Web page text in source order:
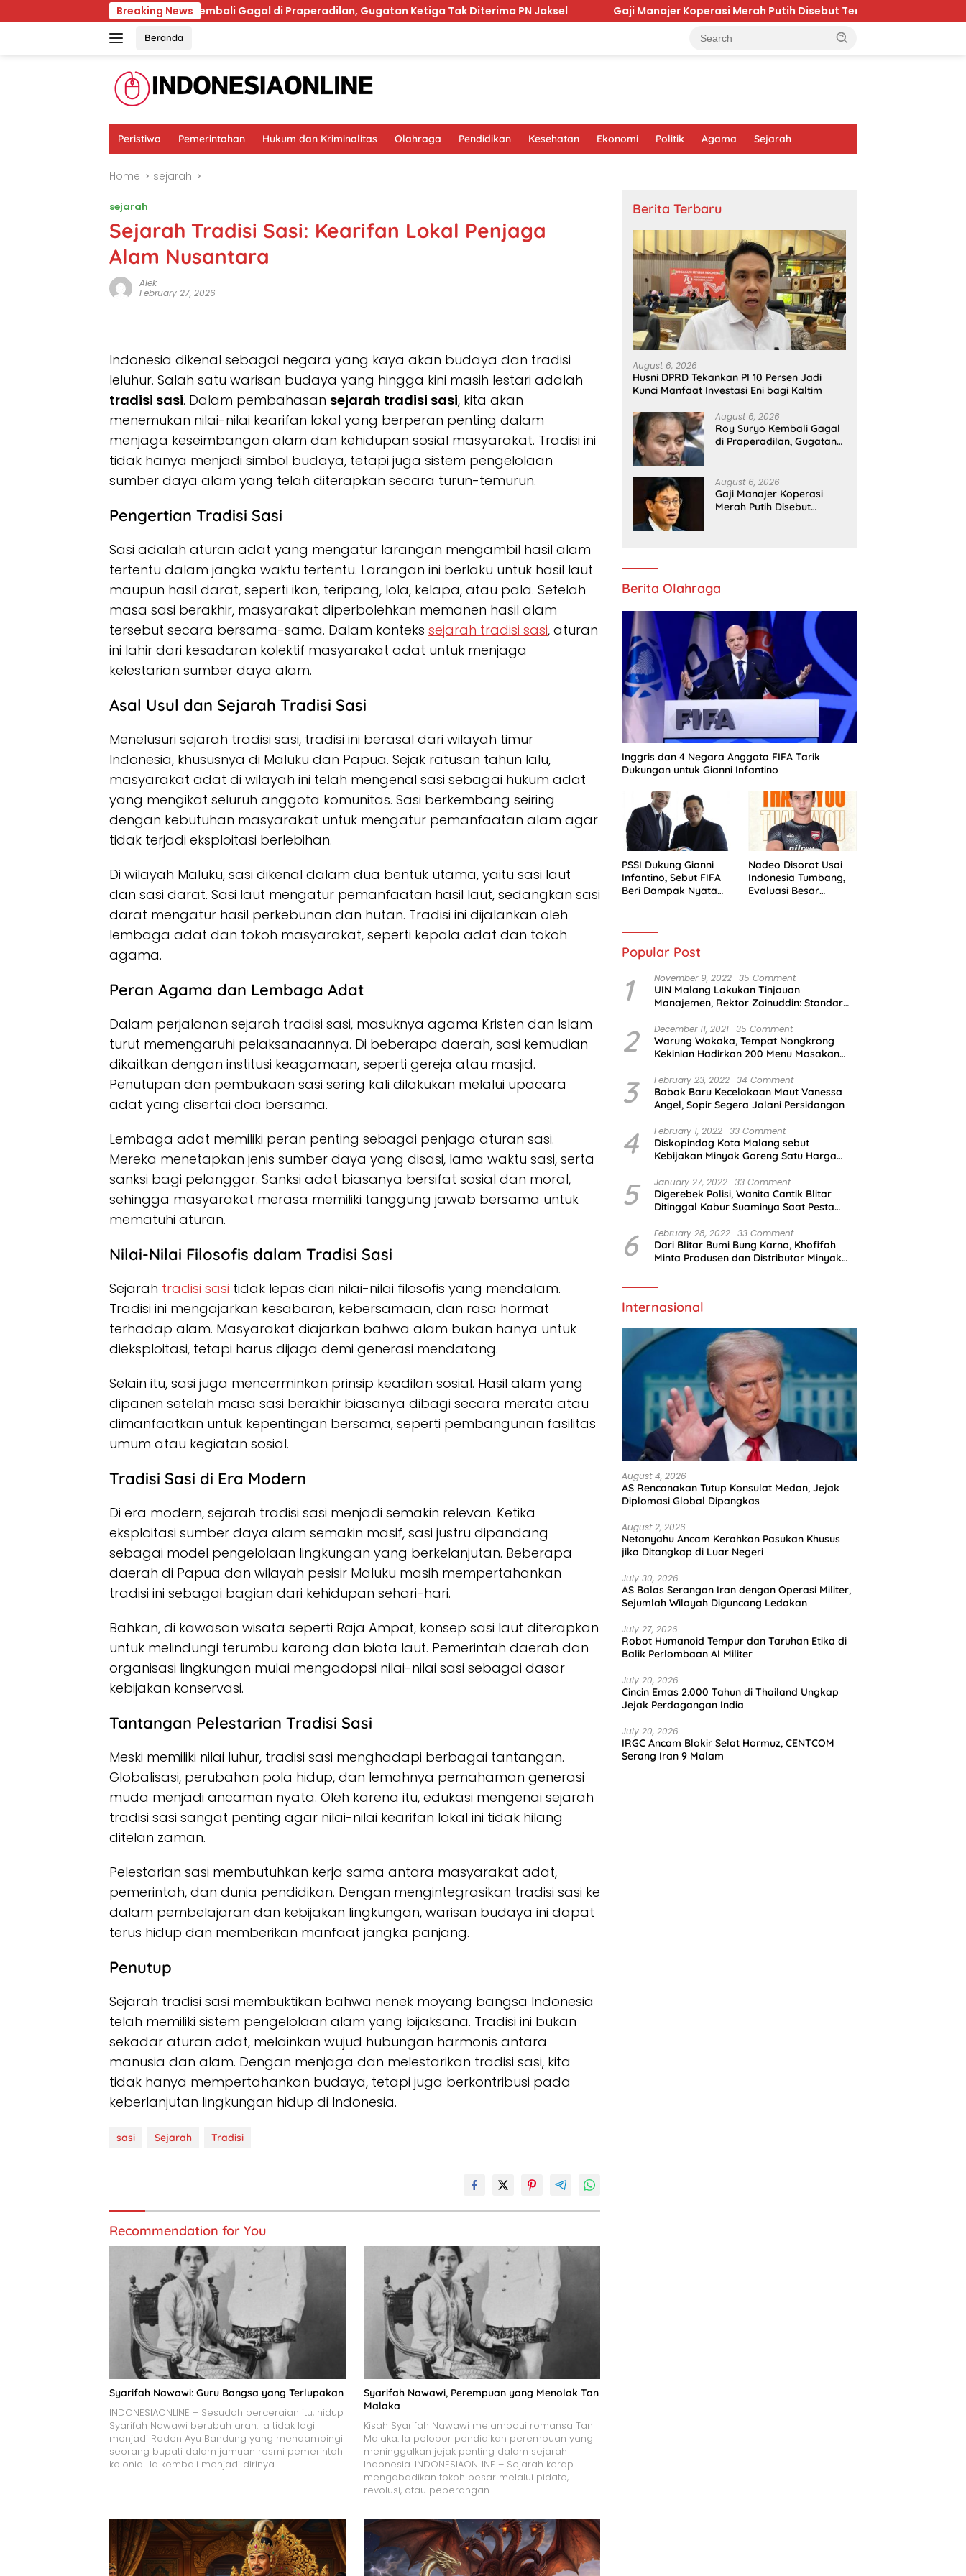
to
Breaking News
Roy Suryo Kembali Gagal di Praperadilan, Gugatan Ketiga Tak Diterima PN Jaksel Gaji Manajer Koperasi Merah Putih Disebut Tembus Rp16 Juta, Ini Respons Menkeu
Beranda
Peristiwa Pemerintahan Hukum dan Kriminalitas Olahraga Pendidikan Kesehatan Ekonomi Politik Agama Sejarah
Home sejarah
sejarah
Sejarah Tradisi Sasi: Kearifan Lokal Penjaga
Alam Nusantara
Alek
February 27, 2026
Indonesia dikenal sebagai negara yang kaya akan budaya dan tradisi
leluhur. Salah satu warisan budaya yang hingga kini masih lestari adalah
tradisi sasi. Dalam pembahasan sejarah tradisi sasi, kita akan
menemukan nilai-nilai kearifan lokal yang berperan penting dalam
menjaga keseimbangan alam dan kehidupan sosial masyarakat. Tradisi ini
tidak hanya menjadi simbol budaya, tetapi juga sistem pengelolaan
sumber daya alam yang telah diterapkan secara turun-temurun.
Pengertian Tradisi Sasi
Sasi adalah aturan adat yang mengatur larangan mengambil hasil alam
tertentu dalam jangka waktu tertentu. Larangan ini berlaku untuk hasil laut
maupun hasil darat, seperti ikan, teripang, lola, kelapa, atau pala. Setelah
masa sasi berakhir, masyarakat diperbolehkan memanen hasil alam
tersebut secara bersama-sama. Dalam konteks sejarah tradisi sasi, aturan
ini lahir dari kesadaran kolektif masyarakat adat untuk menjaga
kelestarian sumber daya alam.
Asal Usul dan Sejarah Tradisi Sasi
Menelusuri sejarah tradisi sasi, tradisi ini berasal dari wilayah timur
Indonesia, khususnya di Maluku dan Papua. Sejak ratusan tahun lalu,
masyarakat adat di wilayah ini telah mengenal sasi sebagai hukum adat
yang mengikat seluruh anggota komunitas. Sasi berkembang seiring
dengan kebutuhan masyarakat untuk mengatur pemanfaatan alam agar
tidak terjadi eksploitasi berlebihan.
Di wilayah Maluku, sasi dikenal dalam dua bentuk utama, yaitu sasi laut
dan sasi darat. Sasi laut mengatur pemanfaatan hasil laut, sedangkan sasi
darat mengatur hasil perkebunan dan hutan. Tradisi ini dijalankan oleh
lembaga adat dan tokoh masyarakat, seperti kepala adat dan tokoh
agama.
Peran Agama dan Lembaga Adat
Dalam perjalanan sejarah tradisi sasi, masuknya agama Kristen dan Islam
turut memengaruhi pelaksanaannya. Di beberapa daerah, sasi kemudian
dikaitkan dengan institusi keagamaan, seperti gereja atau masjid.
Penutupan dan pembukaan sasi sering kali dilakukan melalui upacara
adat yang disertai doa bersama.
Lembaga adat memiliki peran penting sebagai penjaga aturan sasi.
Mereka menetapkan jenis sumber daya yang disasi, lama waktu sasi, serta
sanksi bagi pelanggar. Sanksi adat biasanya bersifat sosial dan moral,
sehingga masyarakat merasa memiliki tanggung jawab bersama untuk
mematuhi aturan.
Nilai-Nilai Filosofis dalam Tradisi Sasi
Sejarah tradisi sasi tidak lepas dari nilai-nilai filosofis yang mendalam.
Tradisi ini mengajarkan kesabaran, kebersamaan, dan rasa hormat
terhadap alam. Masyarakat diajarkan bahwa alam bukan hanya untuk
dieksploitasi, tetapi harus dijaga demi generasi mendatang.
Selain itu, sasi juga mencerminkan prinsip keadilan sosial. Hasil alam yang
dipanen setelah masa sasi berakhir biasanya dibagi secara merata atau
dimanfaatkan untuk kepentingan bersama, seperti pembangunan fasilitas
umum atau kegiatan sosial.
Tradisi Sasi di Era Modern
Di era modern, sejarah tradisi sasi menjadi semakin relevan. Ketika
eksploitasi sumber daya alam semakin masif, sasi justru dipandang
sebagai model pengelolaan lingkungan yang berkelanjutan. Beberapa
daerah di Papua dan wilayah pesisir Maluku masih mempertahankan
tradisi ini sebagai bagian dari kehidupan sehari-hari.
Bahkan, di kawasan wisata seperti Raja Ampat, konsep sasi laut diterapkan
untuk melindungi terumbu karang dan biota laut. Pemerintah daerah dan
organisasi lingkungan mulai mengadopsi nilai-nilai sasi sebagai dasar
kebijakan konservasi.
Tantangan Pelestarian Tradisi Sasi
Meski memiliki nilai luhur, tradisi sasi menghadapi berbagai tantangan.
Globalisasi, perubahan pola hidup, dan lemahnya pemahaman generasi
muda menjadi ancaman nyata. Oleh karena itu, edukasi mengenai sejarah
tradisi sasi sangat penting agar nilai-nilai kearifan lokal ini tidak hilang
ditelan zaman.
Pelestarian sasi membutuhkan kerja sama antara masyarakat adat,
pemerintah, dan dunia pendidikan. Dengan mengintegrasikan tradisi sasi ke
dalam pembelajaran dan kebijakan lingkungan, warisan budaya ini dapat
terus hidup dan memberikan manfaat jangka panjang.
Penutup
Sejarah tradisi sasi membuktikan bahwa nenek moyang bangsa Indonesia
telah memiliki sistem pengelolaan alam yang bijaksana. Tradisi ini bukan
sekadar aturan adat, melainkan wujud hubungan harmonis antara
manusia dan alam. Dengan menjaga dan melestarikan tradisi sasi, kita
tidak hanya mempertahankan budaya, tetapi juga berkontribusi pada
keberlanjutan lingkungan hidup di Indonesia.
sasi Sejarah Tradisi
Recommendation for You
Syarifah Nawawi: Guru Bangsa yang Terlupakan
INDONESIAONLINE – Sesudah perceraian itu, hidup
Syarifah Nawawi berubah arah. Ia tidak lagi
menjadi Raden Ayu Bandung yang mendampingi
seorang bupati dalam jamuan resmi pemerintah
kolonial. Ia kembali menjadi dirinya…
Syarifah Nawawi, Perempuan yang Menolak Tan
Malaka
Kisah Syarifah Nawawi melampaui romansa Tan
Malaka. Ia pelopor pendidikan perempuan yang
meninggalkan jejak penting dalam sejarah
Indonesia. INDONESIAONLINE – Sejarah kerap
mengabadikan tokoh besar melalui pidato,
revolusi, atau peperangan….
Berita Terbaru
August 6, 2026
Husni DPRD Tekankan PI 10 Persen Jadi
Kunci Manfaat Investasi Eni bagi Kaltim
August 6, 2026
Roy Suryo Kembali Gagal
di Praperadilan, Gugatan
August 6, 2026
Gaji Manajer Koperasi
Merah Putih Disebut
Berita Olahraga
Inggris dan 4 Negara Anggota FIFA Tarik
Dukungan untuk Gianni Infantino
PSSI Dukung Gianni
Infantino, Sebut FIFA
Beri Dampak Nyata
Nadeo Disorot Usai
Indonesia Tumbang,
Evaluasi Besar
Popular Post
1 November 9, 2022 35 Comment
UIN Malang Lakukan Tinjauan
Manajemen, Rektor Zainuddin: Standar
2 December 11, 2021 35 Comment
Warung Wakaka, Tempat Nongkrong
Kekinian Hadirkan 200 Menu Masakan
3 February 23, 2022 34 Comment
Babak Baru Kecelakaan Maut Vanessa
Angel, Sopir Segera Jalani Persidangan
4 February 1, 2022 33 Comment
Diskopindag Kota Malang sebut
Kebijakan Minyak Goreng Satu Harga
5 January 27, 2022 33 Comment
Digerebek Polisi, Wanita Cantik Blitar
Ditinggal Kabur Suaminya Saat Pesta
6 February 28, 2022 33 Comment
Dari Blitar Bumi Bung Karno, Khofifah
Minta Produsen dan Distributor Minyak
Internasional
August 4, 2026
AS Rencanakan Tutup Konsulat Medan, Jejak
Diplomasi Global Dipangkas
August 2, 2026
Netanyahu Ancam Kerahkan Pasukan Khusus
jika Ditangkap di Luar Negeri
July 30, 2026
AS Balas Serangan Iran dengan Operasi Militer,
Sejumlah Wilayah Diguncang Ledakan
July 27, 2026
Robot Humanoid Tempur dan Taruhan Etika di
Balik Perlombaan AI Militer
July 20, 2026
Cincin Emas 2.000 Tahun di Thailand Ungkap
Jejak Perdagangan India
July 20, 2026
IRGC Ancam Blokir Selat Hormuz, CENTCOM
Serang Iran 9 Malam